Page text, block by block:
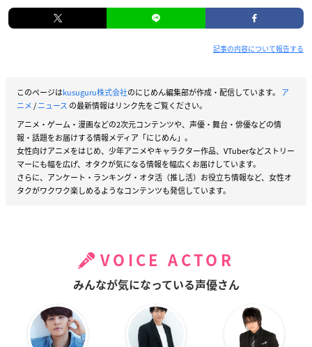
記事の内容について報告する
このページはkusuguru株式会社のにじめん編集部が作成・配信しています。 ア
ニメ/ニュース の最新情報はリンク先をご覧ください。
アニメ・ゲーム・漫画などの2次元コンテンツや、声優・舞台・俳優などの情
報・話題をお届けする情報メディア「にじめん」。
女性向けアニメをはじめ、少年アニメやキャラクター作品、VTuberなどストリー
マーにも幅を広げ、オタクが気になる情報を幅広くお届けしています。
さらに、アンケート・ランキング・オタ活（推し活）お役立ち情報など、女性オ
タクがワクワク楽しめるようなコンテンツも発信しています。
VOICE ACTOR
みんなが気になっている声優さん